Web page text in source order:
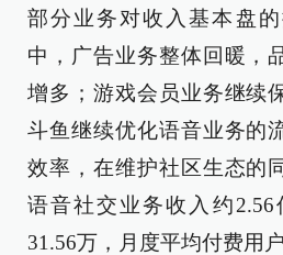
部分业务对收入基本盘
中，广告业务整体回暖，
增多；游戏会员业务继续
斗鱼继续优化语音业务的
效率，在维护社区生态的
语音社交业务收入约
31.56万，月度平均付费用户